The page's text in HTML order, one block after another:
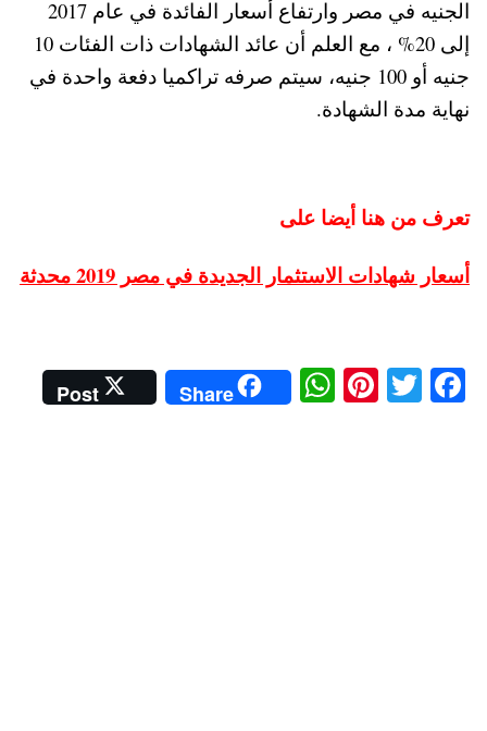
الجنيه في مصر وارتفاع أسعار الفائدة في عام 2017
إلى 20% ، مع العلم أن عائد الشهادات ذات الفئات 10
جنيه أو 100 جنيه، سيتم صرفه تراكميا دفعة واحدة في
نهاية مدة الشهادة.
تعرف من هنا أيضا على
أسعار شهادات الاستثمار الجديدة في مصر 2019 محدثة
Fa
T
Pi
W
ha
Share
Post